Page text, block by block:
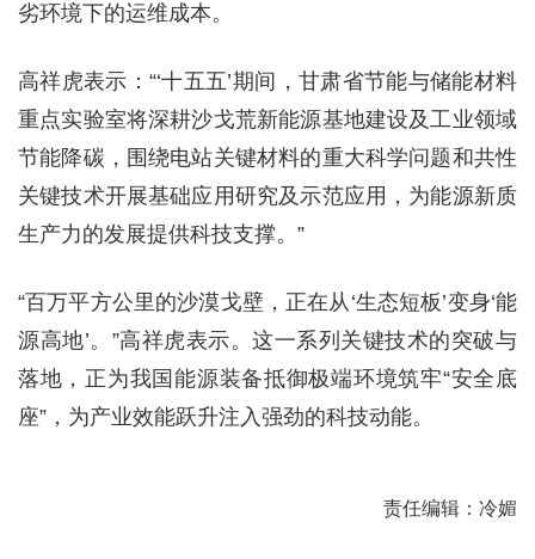
劣环境下的运维成本。
高祥虎表示：“‘十五五’期间，甘肃省节能与储能材料
重点实验室将深耕沙戈荒新能源基地建设及工业领域
节能降碳，围绕电站关键材料的重大科学问题和共性
关键技术开展基础应用研究及示范应用，为能源新质
生产力的发展提供科技支撑。”
“百万平方公里的沙漠戈壁，正在从‘生态短板’变身‘能
源高地’。”高祥虎表示。这一系列关键技术的突破与
落地，正为我国能源装备抵御极端环境筑牢“安全底
座”，为产业效能跃升注入强劲的科技动能。
责任编辑：冷媚